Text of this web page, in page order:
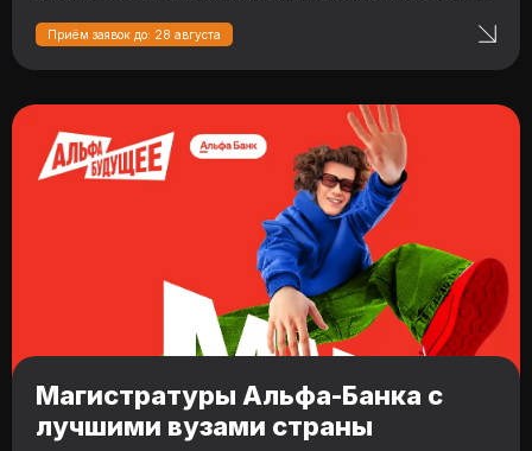
Приём заявок до: 28 августа
Магистратуры Альфа-Банка с
лучшими вузами страны